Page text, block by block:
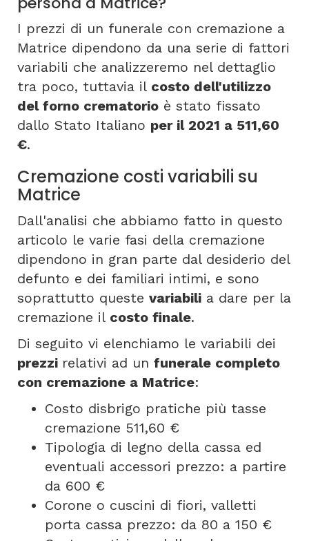
I prezzi di un funerale con cremazione a
Matrice dipendono da una serie di fattori
variabili che analizzeremo nel dettaglio
tra poco, tuttavia il costo dell'utilizzo
del forno crematorio è stato fissato
dallo Stato Italiano per il 2021 a 511,60
€.
Cremazione costi variabili su
Matrice
Dall'analisi che abbiamo fatto in questo
articolo le varie fasi della cremazione
dipendono in gran parte dal desiderio del
defunto e dei familiari intimi, e sono
soprattutto queste variabili a dare per la
cremazione il costo finale.
Di seguito vi elenchiamo le variabili dei
prezzi relativi ad un funerale completo
con cremazione a Matrice:
Costo disbrigo pratiche più tasse
cremazione 511,60 €
Tipologia di legno della cassa ed
eventuali accessori prezzo: a partire
da 600 €
Corone o cuscini di fiori, valletti
porta cassa prezzo: da 80 a 150 €